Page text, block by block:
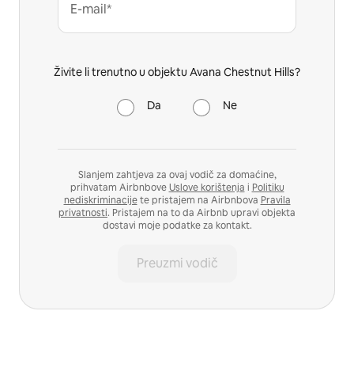
E-mail*
Živite li trenutno u objektu Avana Chestnut Hills?
Da Ne
Slanjem zahtjeva za ovaj vodič za domaćine,
prihvatam AirbnboveUslove korištenja i Politiku
nediskriminacijete pristajem na Airbnbova Pravila
privatnosti. Pristajem na to da Airbnb upravi objekta
dostavi moje podatke za kontakt.
Preuzmi vodič